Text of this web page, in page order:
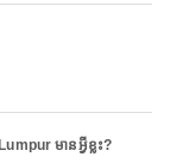
មានអ្វីខ្លះ?